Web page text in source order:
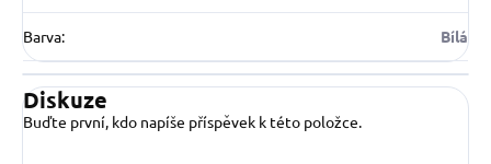
Barva: Bílá
Diskuze
Buďte první, kdo napíše příspěvek k této položce.